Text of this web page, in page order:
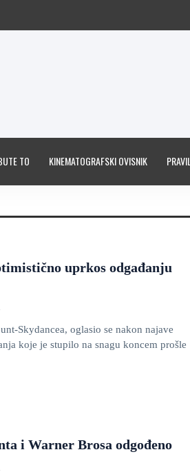
TO KINEMATOGRAFSKI OVISNIK
uprkos odgađanju
Skydancea, oglasio se nakon najave
koje je stupilo na snagu koncem prošle
i Warner Brosa odgođeno